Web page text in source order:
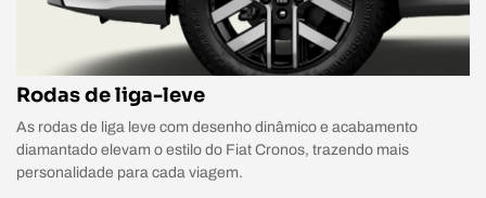
Rodas de liga-leve
As rodas de liga leve com desenho dinâmico e acabamento
diamantado elevam o estilo do Fiat Cronos, trazendo mais
personalidade para cada viagem.